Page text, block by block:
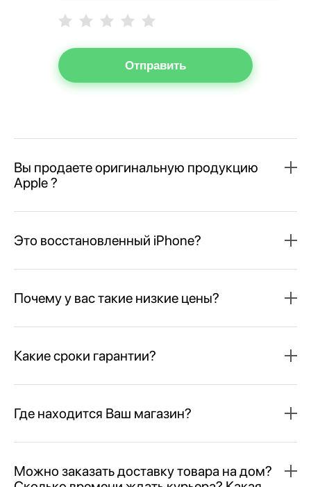
Отправить
Вы продаете оригинальную продукцию
Apple ?
Это восстановленный iPhone?
Почему у вас такие низкие цены?
Какие сроки гарантии?
Где находится Ваш магазин?
Можно заказать доставку товара на дом?